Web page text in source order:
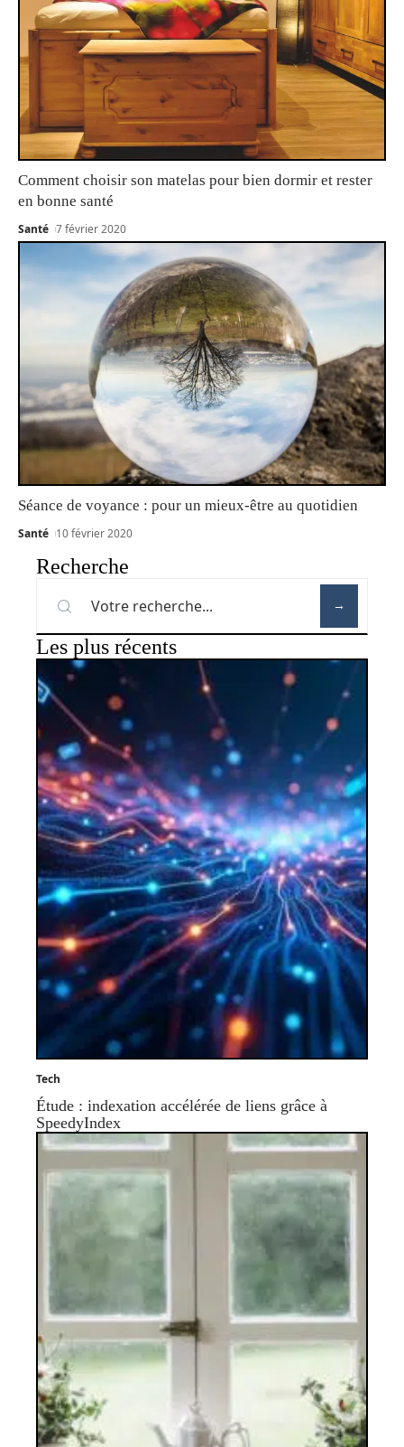
Comment choisir son matelas pour bien dormir et rester
en bonne santé
Santé 7 février 2020
Séance de voyance : pour un mieux-être au quotidien
Santé 10 février 2020
Recherche
Les plus récents
Tech
Étude : indexation accélérée de liens grâce à
SpeedyIndex